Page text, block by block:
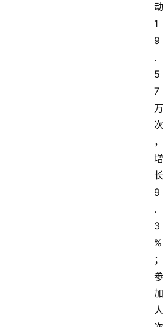
动
1
9
.
5
7
万
次
，
增
长
9
.
3
%
；
参
加
人